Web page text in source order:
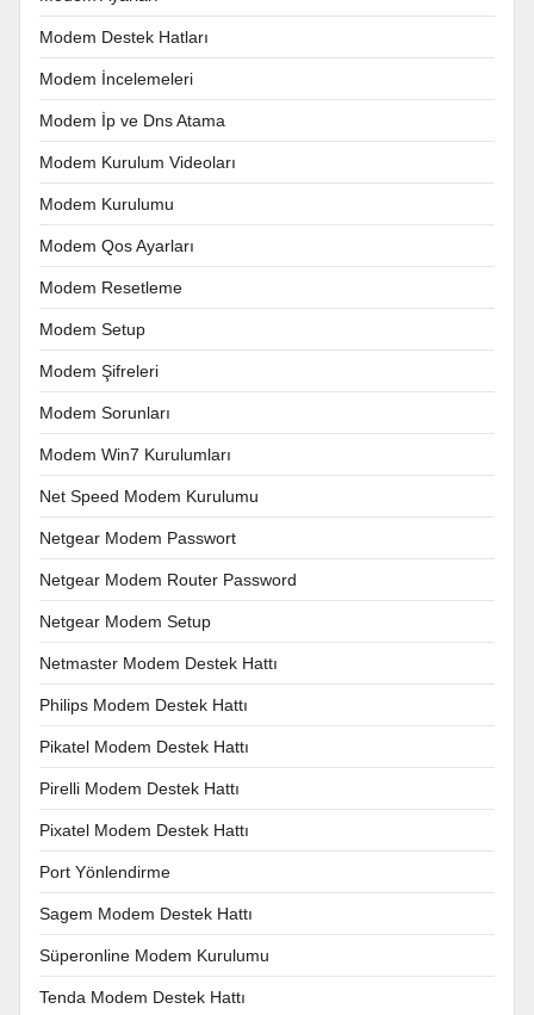
Modem Destek Hatları
Modem İncelemeleri
Modem İp ve Dns Atama
Modem Kurulum Videoları
Modem Kurulumu
Modem Qos Ayarları
Modem Resetleme
Modem Setup
Modem Şifreleri
Modem Sorunları
Modem Win7 Kurulumları
Net Speed Modem Kurulumu
Netgear Modem Passwort
Netgear Modem Router Password
Netgear Modem Setup
Netmaster Modem Destek Hattı
Philips Modem Destek Hattı
Pikatel Modem Destek Hattı
Pirelli Modem Destek Hattı
Pixatel Modem Destek Hattı
Port Yönlendirme
Sagem Modem Destek Hattı
Süperonline Modem Kurulumu
Tenda Modem Destek Hattı